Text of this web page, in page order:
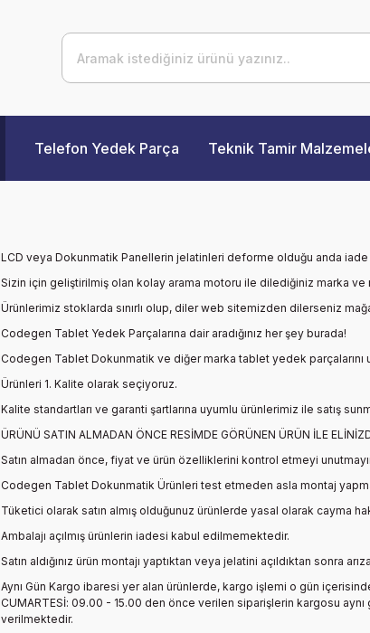
Telefon Yedek Parça Teknik Tamir
LCD veya Dokunmatik Panellerin jelatinleri deforme olduğu anda iade
Sizin için geliştirilmiş olan kolay arama motoru ile dilediğiniz marka
Ürünlerimiz stoklarda sınırlı olup, diler web sitemizden dilerseniz
Codegen Tablet Yedek Parçalarına dair aradığınız her şey burada!
Codegen Tablet Dokunmatik ve diğer marka tablet yedek parçalarını
Ürünleri 1. Kalite olarak seçiyoruz.
Kalite standartları ve garanti şartlarına uyumlu ürünlerimiz ile satış
ÜRÜNÜ SATIN ALMADAN ÖNCE RESİMDE GÖRÜNEN ÜRÜN İLE
Satın almadan önce, fiyat ve ürün özelliklerini kontrol etmeyi
Codegen Tablet Dokunmatik Ürünleri test etmeden asla montaj
Tüketici olarak satın almış olduğunuz ürünlerde yasal olarak cayma
Ambalajı açılmış ürünlerin iadesi kabul edilmemektedir.
Satın aldığınız ürün montajı yaptıktan veya jelatini açıldıktan sonra
Aynı Gün Kargo ibaresi yer alan ürünlerde, kargo işlemi o gün
CUMARTESİ: 09.00 - 15.00 den önce verilen siparişlerin kargosu
verilmektedir.